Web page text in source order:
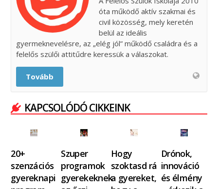
óta működő aktív szakmai és
civil közösség, mely keretén
belül az ideális
gyermeknevelésre, az „elég jól” működő családra és a
felelős szülői attitűdre keressük a válaszokat.
Tovább
KAPCSOLÓDÓ CIKKEINK
20+
szenzációs
gyereknapi
Szuper
programok
gyerekeknek
Hogy
szoktasd rá
a gyereket,
Drónok,
innováció
és élmény